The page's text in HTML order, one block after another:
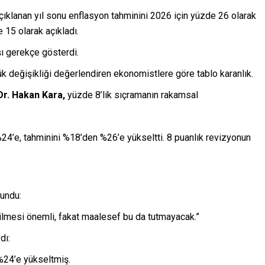
yıl sonu enflasyon tahminini 2026 için yüzde 26 olarak
olarak açıkladı.
gerekçe gösterdi.
değişikliği değerlendiren ekonomistlere göre tablo karanlık.
Hakan Kara, yüzde 8’lik sıçramanın rakamsal
tahminini %18’den %26’e yükseltti. 8 puanlık revizyonun
önemli, fakat maalesef bu da tutmayacak.”
yükseltmiş.